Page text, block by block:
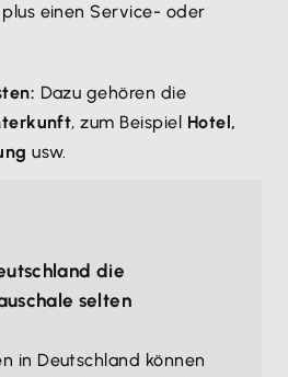
plus einen Service- oder
Dazu gehören die
, zum Beispiel Hotel,
usw.
die
selten
in Deutschland können